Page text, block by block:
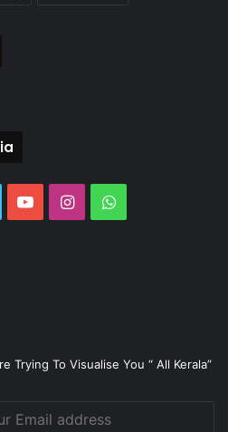
YouTubeInstagramWhatsApp
Trying To Visualise You “ All Kerala”